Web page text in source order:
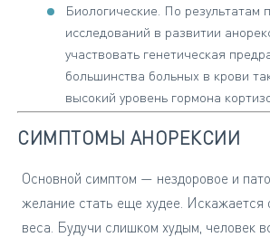
Биологические. По результатам
исследований в развитии
участвовать генетическая
большинства больных в крови
высокий уровень гормона
СИМПТОМЫ АНОРЕКСИИ
Основной симптом — нездоровое и
желание стать еще худее. Искажается
веса. Будучи слишком худым, человек